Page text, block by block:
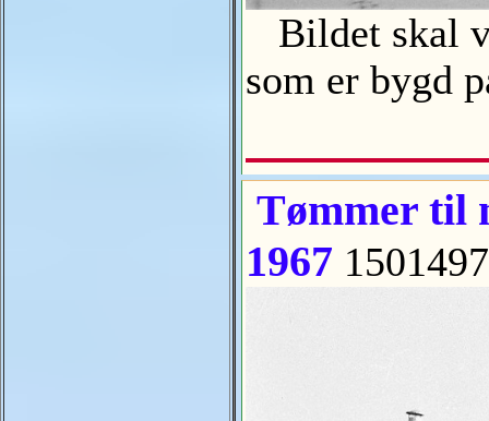
Bildet skal
som er bygd
Tømmer til
1967